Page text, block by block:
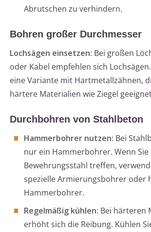
Abrutschen zu verhindern.
Bohren großer Durchmesser
Lochsägen einsetzen: Bei großen
oder Kabel empfehlen sich
eine Variante mit Hartmetallzähnen,
härtere Materialien wie Ziegel
Durchbohren von Stahlbeton
Hammerbohrer nutzen: Bei
nur ein Hammerbohrer. Wenn Sie
Bewehrungsstahl treffen,
spezielle Armierungsbohrer oder
Hammerbohrer.
Regelmäßig kühlen: Bei härteren
erhöht sich die Reibung. Kühlen